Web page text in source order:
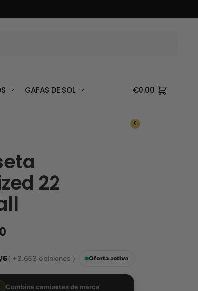
GAFAS DE SOL €0.00
0
22
5( +3.653 opiniones ) Oferta activa
Combina camisetas de marca